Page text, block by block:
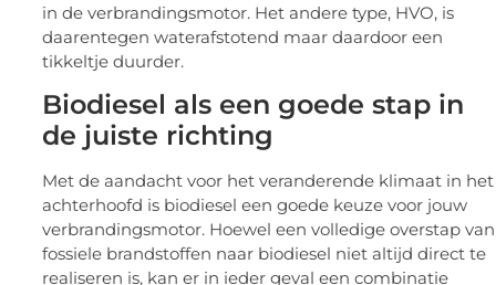
in de verbrandingsmotor. Het andere type, HVO, is
daarentegen waterafstotend maar daardoor een
tikkeltje duurder.
Biodiesel als een goede stap in
de juiste richting
Met de aandacht voor het veranderende klimaat in het
achterhoofd is biodiesel een goede keuze voor jouw
verbrandingsmotor. Hoewel een volledige overstap van
fossiele brandstoffen naar biodiesel niet altijd direct te
realiseren is, kan er in ieder geval een combinatie